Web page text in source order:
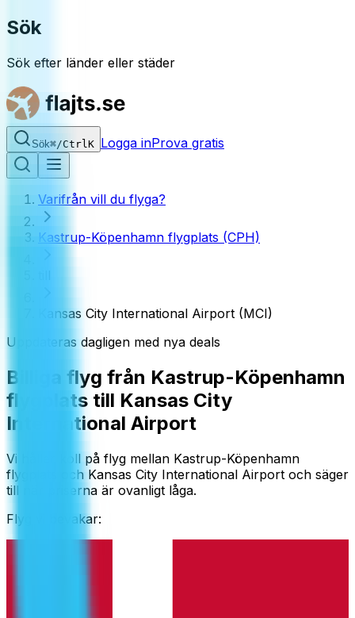
Sök
Sök efter länder eller städer
Sök⌘/Ctrl K Logga inProva gratis
Varifrån vill du flyga?
Kastrup-Köpenhamn flygplats (CPH)
Kansas City International Airport (MCI)
Uppdateras dagligen med nya deals
Billiga flyg från Kastrup-Köpenhamn
flygplats till Kansas City
International Airport
Vi håller koll på flyg mellan Kastrup-Köpenhamn
flygplats och Kansas City International Airport och säger
till när priserna är ovanligt låga.
Flyg vi bevakar: